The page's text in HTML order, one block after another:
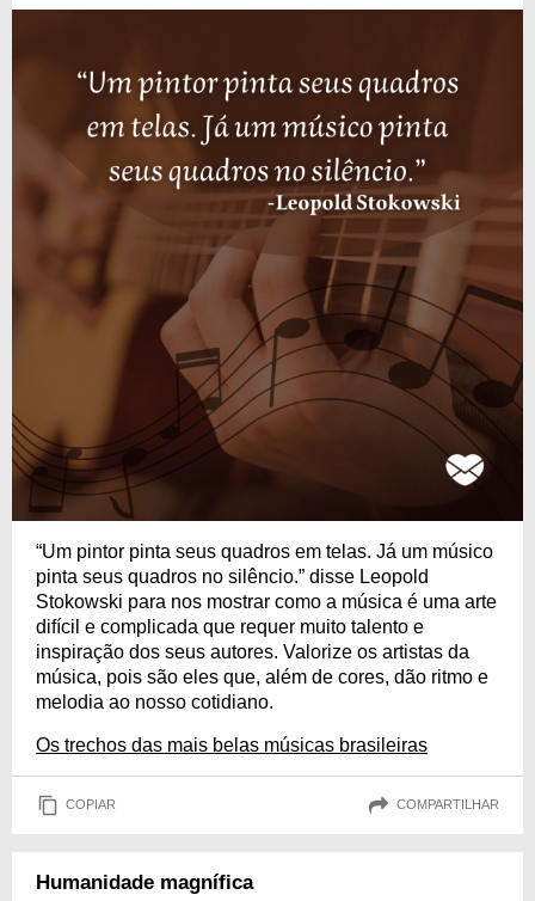
“Um pintor pinta seus quadros em telas. Já um músico
pinta seus quadros no silêncio.” disse Leopold
Stokowski para nos mostrar como a música é uma arte
difícil e complicada que requer muito talento e
inspiração dos seus autores. Valorize os artistas da
música, pois são eles que, além de cores, dão ritmo e
melodia ao nosso cotidiano.
Os trechos das mais belas músicas brasileiras
COPIAR COMPARTILHAR
Humanidade magnífica